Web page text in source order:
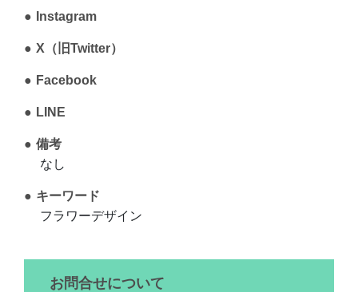
Instagram
X（旧Twitter）
Facebook
LINE
備考
なし
キーワード
フラワーデザイン
お問合せについて